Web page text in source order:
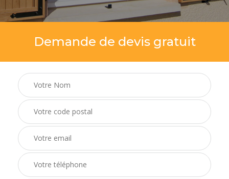
Demande de devis gratuit